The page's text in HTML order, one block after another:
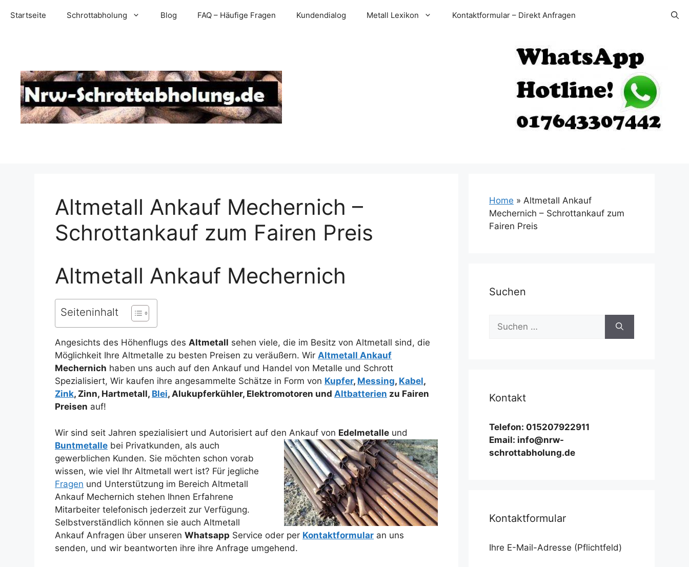
InhaltStartseite Schrottabholung Blog FAQ – Häufige Fragen Kundendialog Metall Lexikon Kontaktformular – Direkt Anfragen
Altmetall Ankauf Mechernich –
Schrottankauf zum Fairen Preis
Altmetall Ankauf Mechernich
Seiteninhalt
Angesichts des Höhenflugs des Altmetall sehen viele, die im Besitz von Altmetall sind, die
Möglichkeit Ihre Altmetalle zu besten Preisen zu veräußern. Wir Altmetall Ankauf
Mechernich haben uns auch auf den Ankauf und Handel von Metalle und Schrott
Spezialisiert, Wir kaufen ihre angesammelte Schätze in Form von Kupfer, Messing, Kabel,
Zink, Zinn, Hartmetall, Blei, Alukupferkühler, Elektromotoren und Altbatterien zu Fairen
Preisen auf!
Wir sind seit Jahren spezialisiert und Autorisiert auf den Ankauf von Edelmetalle und
Buntmetalle bei Privatkunden, als auch
gewerblichen Kunden. Sie möchten schon vorab
wissen, wie viel Ihr Altmetall wert ist? Für jegliche
Fragen und Unterstützung im Bereich Altmetall
Ankauf Mechernich stehen Ihnen Erfahrene
Mitarbeiter telefonisch jederzeit zur Verfügung.
Selbstverständlich können sie auch Altmetall
Ankauf Anfragen über unseren Whatsapp Service oder per Kontaktformular an uns
senden, und wir beantworten ihre ihre Anfrage umgehend.
Home » Altmetall Ankauf
Mechernich – Schrottankauf zum
Fairen Preis
Suchen
Suchen
nach:
Kontakt
Telefon: 015207922911
Email: info@nrw-
schrottabholung.de
Kontaktformular
Ihre E-Mail-Adresse (Pflichtfeld)